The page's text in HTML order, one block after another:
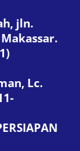
jln.
Lc.